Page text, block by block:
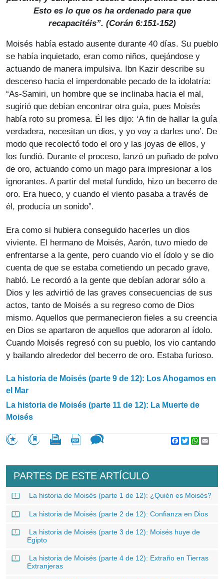
Esto es lo que os ha ordenado para que
recapacitéis”. (Corán 6:151-152)
Moisés había estado ausente durante 40 días. Su pueblo
se había inquietado, eran como niños, quejándose y
actuando de manera impulsiva. Ibn Kazir describe su
descenso hacia el imperdonable pecado de la idolatría:
“As-Samiri, un hombre que se inclinaba hacia el mal,
sugirió que debían encontrar otra guía, pues Moisés
había roto su promesa. Él les dijo: ‘A fin de hallar la guía
verdadera, necesitan un dios, y yo voy a darles uno’. De
modo que recolectó todo el oro y las joyas de ellos, y
los fundió. Durante el proceso, lanzó un puñado de polvo
de oro, actuando como un mago para impresionar a los
ignorantes. A partir del metal fundido, hizo un becerro de
oro. Era hueco, y cuando el viento pasaba a través de
él, producía un sonido”.
Era como si hubiera conseguido hacerles un dios
viviente. El hermano de Moisés, Aarón, tuvo miedo de
enfrentarse a la gente, pero cuando vio el ídolo y se dio
cuenta de que se estaba cometiendo un pecado grave,
habló. Le recordó a la gente que debían adorar sólo a
Dios y les advirtió de las graves consecuencias de sus
actos, tanto de Moisés a su regreso como de Dios
mismo. Aquellos que permanecieron fieles a su creencia
en Dios se apartaron de aquellos que adoraron al ídolo.
Cuando Moisés regresó con su pueblo, los vio cantando
y bailando alrededor del becerro de oro. Estaba furioso.
La historia de Moisés (parte 9 de 12): Los Ahogamos en
el Mar
La historia de Moisés (parte 11 de 12): La Muerte de
Moisés
Facebook
Twitter
PARTES DE ESTE ARTÍCULO
La historia de Moisés (parte 1 de 12): ¿Quién es Moisés?
La historia de Moisés (parte 2 de 12): Confianza en Dios
La historia de Moisés (parte 3 de 12): Moisés huye de
Egipto
La historia de Moisés (parte 4 de 12): Extraño en Tierras
Extranjeras